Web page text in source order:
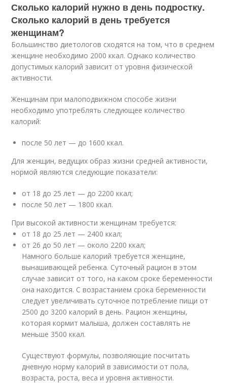
Сколько калорий нужно в день подростку.
Сколько калорий в день требуется
женщинам?
Большинство диетологов сходятся на том, что в среднем
женщине необходимо 2000 ккал. Однако количество
допустимых калорий зависит от уровня физической
активности.
Женщинам при малоподвижном способе жизни
необходимо употреблять следующее количество
калорий:
после 50 лет — до 1600 ккал.
Для женщин, ведущих образ жизни средней активности,
нормой являются следующие показатели:
от 18 до 25 лет — до 2200 ккал;
после 50 лет — 1800 ккал.
При высокой активности женщинам требуется:
от 18 до 25 лет — 2400 ккал;
от 26 до 50 лет — около 2200 ккал;
Намного больше калорий требуется женщине,
вынашивающей ребенка. Суточный рацион в этом
случае зависит от того, на каком сроке беременности
она находится. С возрастанием срока беременности
следует увеличивать суточное потребление пищи от
2500 до 3200 калорий в день. Рацион женщины,
которая кормит малыша, должен составлять не
меньше 3500 ккал.
Существуют формулы, позволяющие посчитать
дневную норму калорий в зависимости от пола,
возраста, роста, веса и уровня активности.